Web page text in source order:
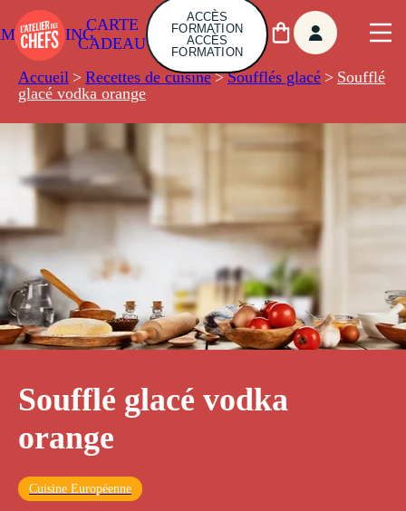
CARTE
CADEAU
ACCÈS
FORMATION
ACCÈS
FORMATION
Accueil > Recettes de cuisine > Soufflés glacé > Soufflé
glacé vodka orange
Soufflé glacé vodka
orange
Cuisine Européenne